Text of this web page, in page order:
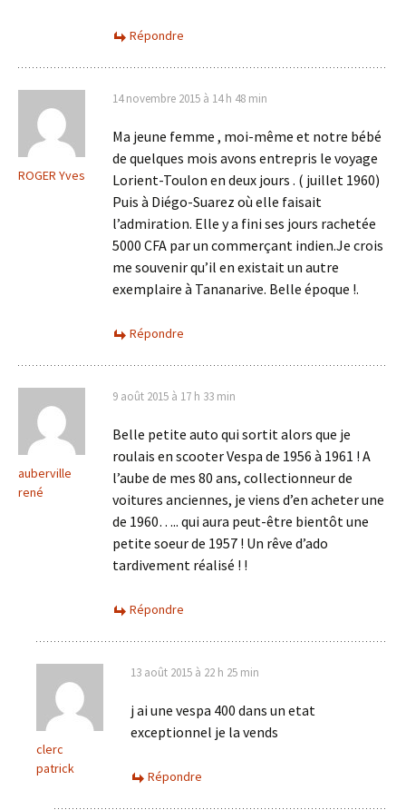
Répondre
ROGER Yves
14 novembre 2015 à 14 h 48 min
Ma jeune femme , moi-même et notre bébé
de quelques mois avons entrepris le voyage
Lorient-Toulon en deux jours . ( juillet 1960)
Puis à Diégo-Suarez où elle faisait
l’admiration. Elle y a fini ses jours rachetée
5000 CFA par un commerçant indien.Je crois
me souvenir qu’il en existait un autre
exemplaire à Tananarive. Belle époque !.
Répondre
auberville
rené
9 août 2015 à 17 h 33 min
Belle petite auto qui sortit alors que je
roulais en scooter Vespa de 1956 à 1961 ! A
l’aube de mes 80 ans, collectionneur de
voitures anciennes, je viens d’en acheter une
de 1960….. qui aura peut-être bientôt une
petite soeur de 1957 ! Un rêve d’ado
tardivement réalisé ! !
Répondre
clerc
patrick
13 août 2015 à 22 h 25 min
j ai une vespa 400 dans un etat
exceptionnel je la vends
Répondre